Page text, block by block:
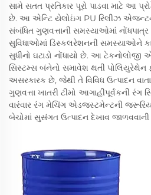
સામે સતત પ્રતિકાર પૂરો પાડવા માટે આ
છે. આ એન્ટિ યેલોઇંગ PU રિલીઝ
સંબંધિત ગુણવત્તાની સમસ્યાઓમાં નોંધપાત્ર
સુવિધાઓમાં ડિસ્કલરેશનની સમસ્યાઓને
સુધીનો ઘટાડો નોંધાયો છે. આ
સિસ્ટમ્સ બંનેનો સમાવેશ થતી પોલિયુરેથેન
અસરકારક છે, જેથી તે વિવિધ ઉત્પાદન
ગુણવત્તા ખાતરી ટીમો આગાહીપૂર્વકની રંગ
વારંવાર રંગ મેચિંગ એડજસ્ટમેન્ટની
બેચોમાં સુસંગત ઉત્પાદન દેખાવ જાળવવાની